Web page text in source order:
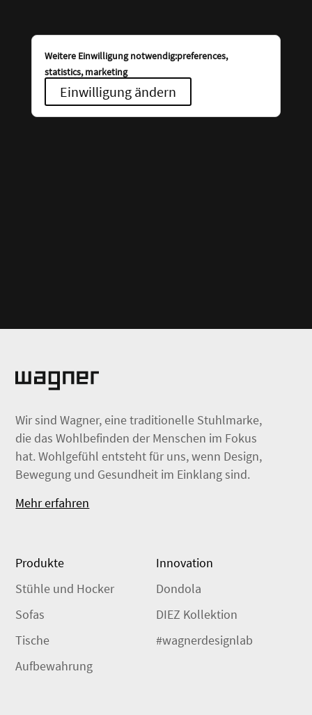
Weitere Einwilligung notwendig:preferences,
statistics, marketing
Einwilligung ändern
Wir sind Wagner, eine traditionelle Stuhlmarke,
die das Wohlbefinden der Menschen im Fokus
hat. Wohlgefühl entsteht für uns, wenn Design,
Bewegung und Gesundheit im Einklang sind.
Mehr erfahren
Produkte
Stühle und Hocker
Sofas
Tische
Aufbewahrung
Innovation
Dondola
DIEZ Kollektion
#wagnerdesignlab